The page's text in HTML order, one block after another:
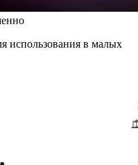
использования в малых